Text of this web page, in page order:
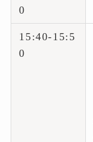
0
15:40-15:5
0